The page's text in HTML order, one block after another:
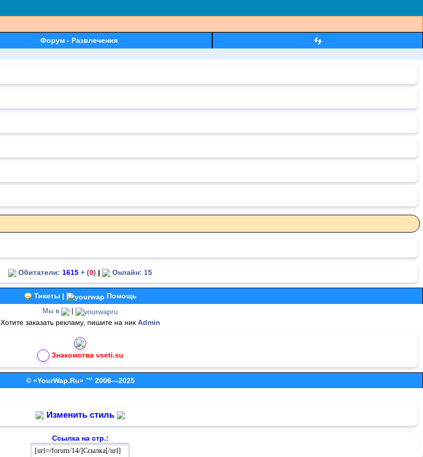
Форум - Развлечения
Обитатели: 1615 + (0) | Онлайн: 15
Тикеты |
Помощь
Мы в
|
Хотите заказать рекламу, пишите на ник Admin
Знакомства vseti.su
© «YourWap.Ru» ™ 2006—2025
Изменить стиль
Ссылка на стр.: